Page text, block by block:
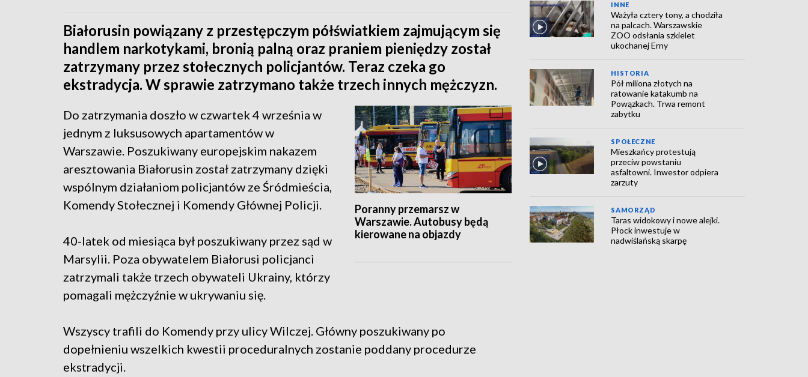
Białorusin powiązany z przestępczym półświatkiem zajmującym się
handlem narkotykami, bronią palną oraz praniem pieniędzy został
zatrzymany przez stołecznych policjantów. Teraz czeka go
ekstradycja. W sprawie zatrzymano także trzech innych mężczyzn.
Poranny przemarsz w
Warszawie. Autobusy będą
kierowane na objazdy
Do zatrzymania doszło w czwartek 4 września w
jednym z luksusowych apartamentów w
Warszawie. Poszukiwany europejskim nakazem
aresztowania Białorusin został zatrzymany dzięki
wspólnym działaniom policjantów ze Śródmieścia,
Komendy Stołecznej i Komendy Głównej Policji.
40-latek od miesiąca był poszukiwany przez sąd w
Marsylii. Poza obywatelem Białorusi policjanci
zatrzymali także trzech obywateli Ukrainy, którzy
pomagali mężczyźnie w ukrywaniu się.
Wszyscy trafili do Komendy przy ulicy Wilczej. Główny poszukiwany po
dopełnieniu wszelkich kwestii proceduralnych zostanie poddany procedurze
ekstradycji.
INNE
Ważyła cztery tony, a chodziła
na palcach. Warszawskie
ZOO odsłania szkielet
ukochanej Erny
HISTORIA
Pół miliona złotych na
ratowanie katakumb na
Powązkach. Trwa remont
zabytku
SPOŁECZNE
Mieszkańcy protestują
przeciw powstaniu
asfaltowni. Inwestor odpiera
zarzuty
SAMORZĄD
Taras widokowy i nowe alejki.
Płock inwestuje w
nadwiślańską skarpę